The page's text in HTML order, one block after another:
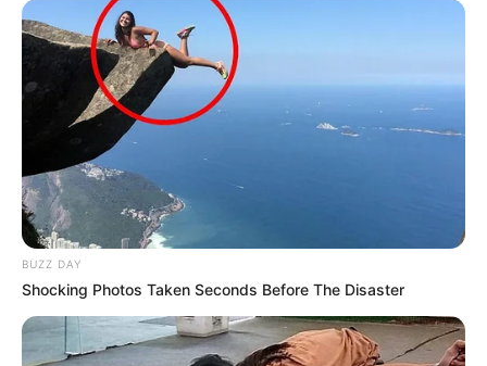
BUZZ DAY
Shocking Photos Taken Seconds Before The Disaster